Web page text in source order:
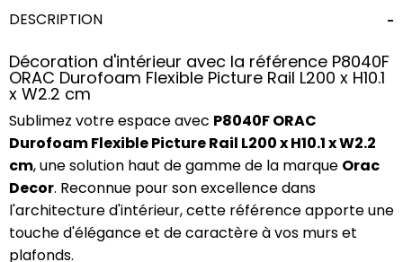
DESCRIPTION
Décoration d'intérieur avec la référence P8040F
ORAC Durofoam Flexible Picture Rail L200 x H10.1
x W2.2 cm
Sublimez votre espace avec P8040F ORAC
Durofoam Flexible Picture Rail L200 x H10.1 x W2.2
cm, une solution haut de gamme de la marque Orac
Decor. Reconnue pour son excellence dans
l'architecture d'intérieur, cette référence apporte une
touche d'élégance et de caractère à vos murs et
plafonds.